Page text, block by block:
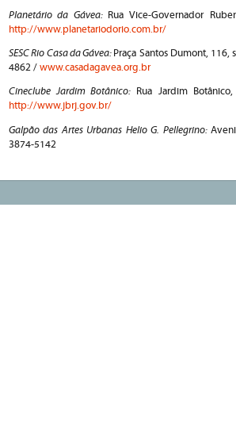
Planetário da Gávea: Rua Vice-Governador
http://www.planetariodorio.com.br/
SESC Rio Casa da Gávea: Praça Santos Dumont,
4862 / www.casadagavea.org.br
Cineclube Jardim Botânico: Rua Jardim
http://www.jbrj.gov.br/
Galpão das Artes Urbanas Helio G. Pellegrino:
3874-5142